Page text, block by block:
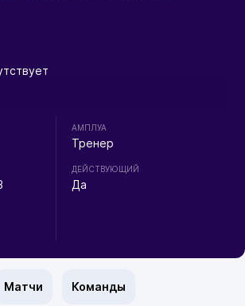
АМПЛУА
Тренер
ДЕЙСТВУЮЩИЙ
Да
Матчи Команды